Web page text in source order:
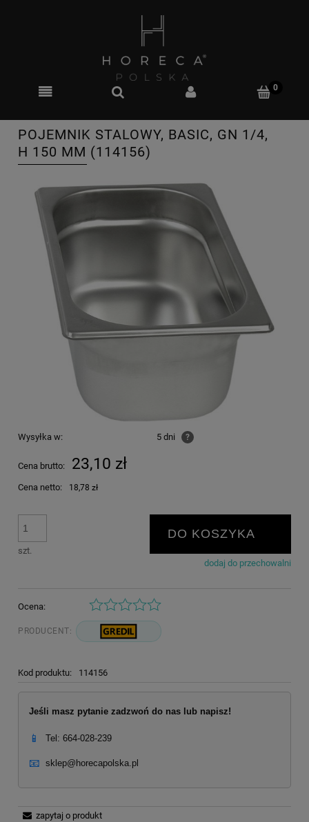
POJEMNIK STALOWY, BASIC, GN 1/4,
H 150 MM (114156)
Wysyłka w: 5 dni ?
Cena brutto: 23,10 zł
Cena netto: 18,78 zł
szt.
DO KOSZYKA
dodaj do przechowalni
Ocena:
PRODUCENT:
Kod produktu: 114156
Jeśli masz pytanie zadzwoń do nas lub napisz!
📱 Tel: 664-028-239
📧 sklep@horecapolska.pl
zapytaj o produkt